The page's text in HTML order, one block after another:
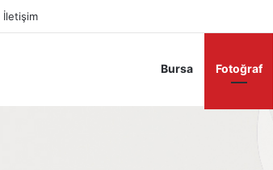
İletişim
Bursa Fotoğraf